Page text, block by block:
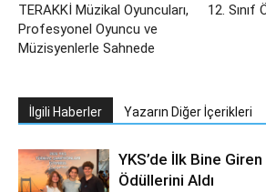
TERAKKİ Müzikal Oyuncuları,
Profesyonel Oyuncu ve
Müzisyenlerle Sahnede
12. Sınıf
İlgili Haberler Yazarın Diğer İçerikleri
YKS’de İlk Bine
Ödüllerini Aldı